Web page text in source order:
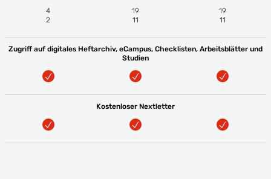
4
2
19
11
19
11
Zugriff auf digitales Heftarchiv, eCampus, Checklisten, Arbeitsblätter und
Studien
Kostenloser Nextletter